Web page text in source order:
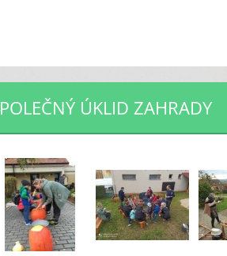
ÚKLID ZAHRADY